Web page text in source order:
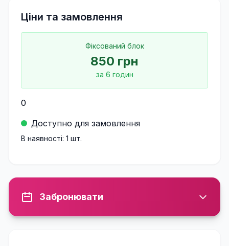
Ціни та замовлення
Фіксований блок
850 грн
за 6 годин
0
Доступно для замовлення
В наявності: 1 шт.
Забронювати